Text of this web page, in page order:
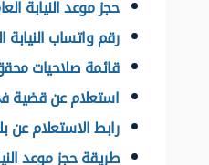
حجز موعد النيابة
رقم واتساب
قائمة صلاحيات
استعلام عن قضية في
رابط الاستعلام عن
طريقة حجز موعد